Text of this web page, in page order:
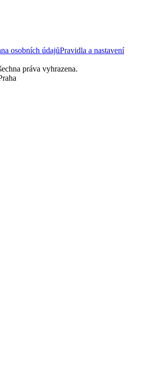
osobních údajůPravidla a nastavení
práva vyhrazena.